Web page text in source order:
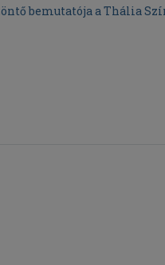
bemutatója a Thália